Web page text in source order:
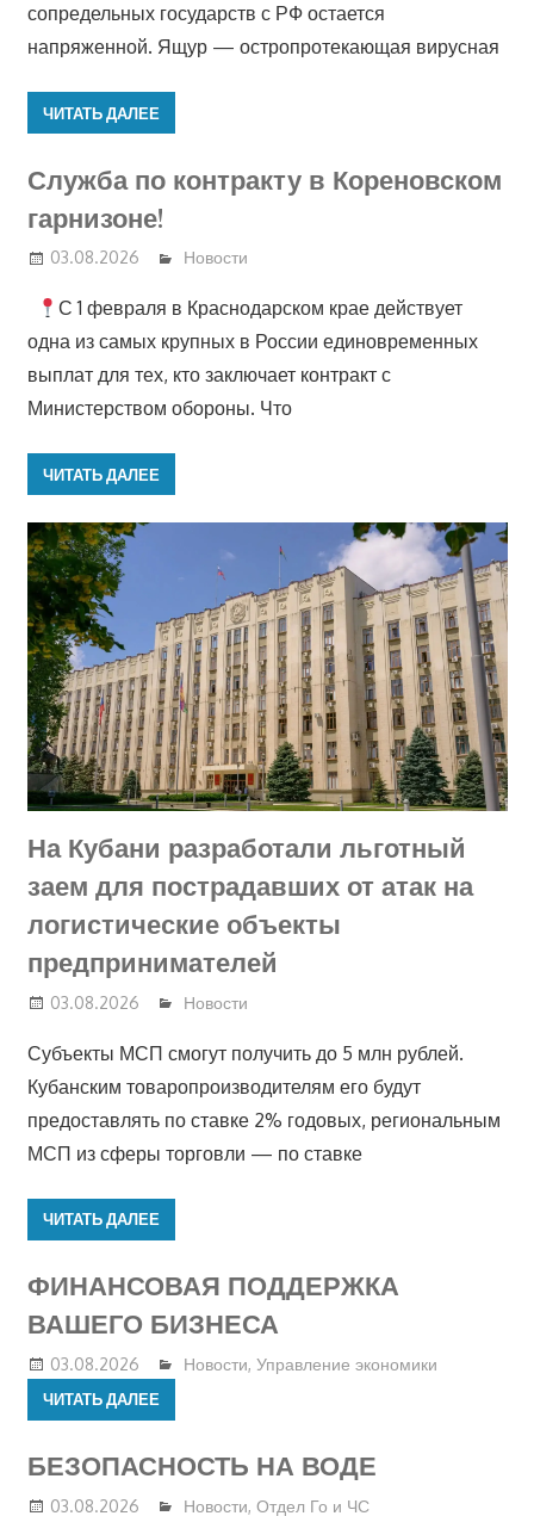
сопредельных государств с РФ остается
напряженной. Ящур — остропротекающая вирусная
ЧИТАТЬ ДАЛЕЕ
Служба по контракту в Кореновском
гарнизоне!
03.08.2026 Новости
С 1 февраля в Краснодарском крае действует
одна из самых крупных в России единовременных
выплат для тех, кто заключает контракт с
Министерством обороны. Что
ЧИТАТЬ ДАЛЕЕ
На Кубани разработали льготный
заем для пострадавших от атак на
логистические объекты
предпринимателей
03.08.2026 Новости
Субъекты МСП смогут получить до 5 млн рублей.
Кубанским товаропроизводителям его будут
предоставлять по ставке 2% годовых, региональным
МСП из сферы торговли — по ставке
ЧИТАТЬ ДАЛЕЕ
ФИНАНСОВАЯ ПОДДЕРЖКА
ВАШЕГО БИЗНЕСА
03.08.2026 Новости, Управление экономики
ЧИТАТЬ ДАЛЕЕ
БЕЗОПАСНОСТЬ НА ВОДЕ
03.08.2026 Новости, Отдел Го и ЧС